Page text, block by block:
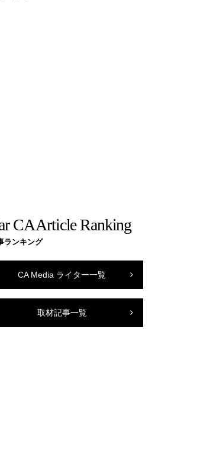
CA Article Ranking
ランキング
CA Media ライター一覧
取材記事一覧